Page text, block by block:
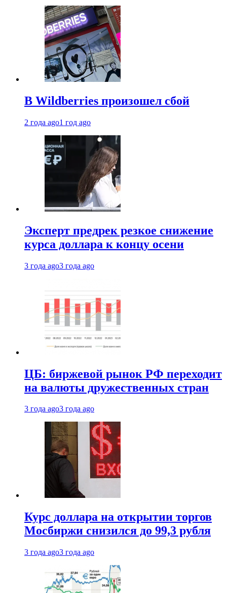
В Wildberries произошел сбой
2 года ago1 год ago
Эксперт предрек резкое снижение
курса доллара к концу осени
3 года ago3 года ago
ЦБ: биржевой рынок РФ переходит
на валюты дружественных стран
3 года ago3 года ago
Курс доллара на открытии торгов
Мосбиржи снизился до 99,3 рубля
3 года ago3 года ago